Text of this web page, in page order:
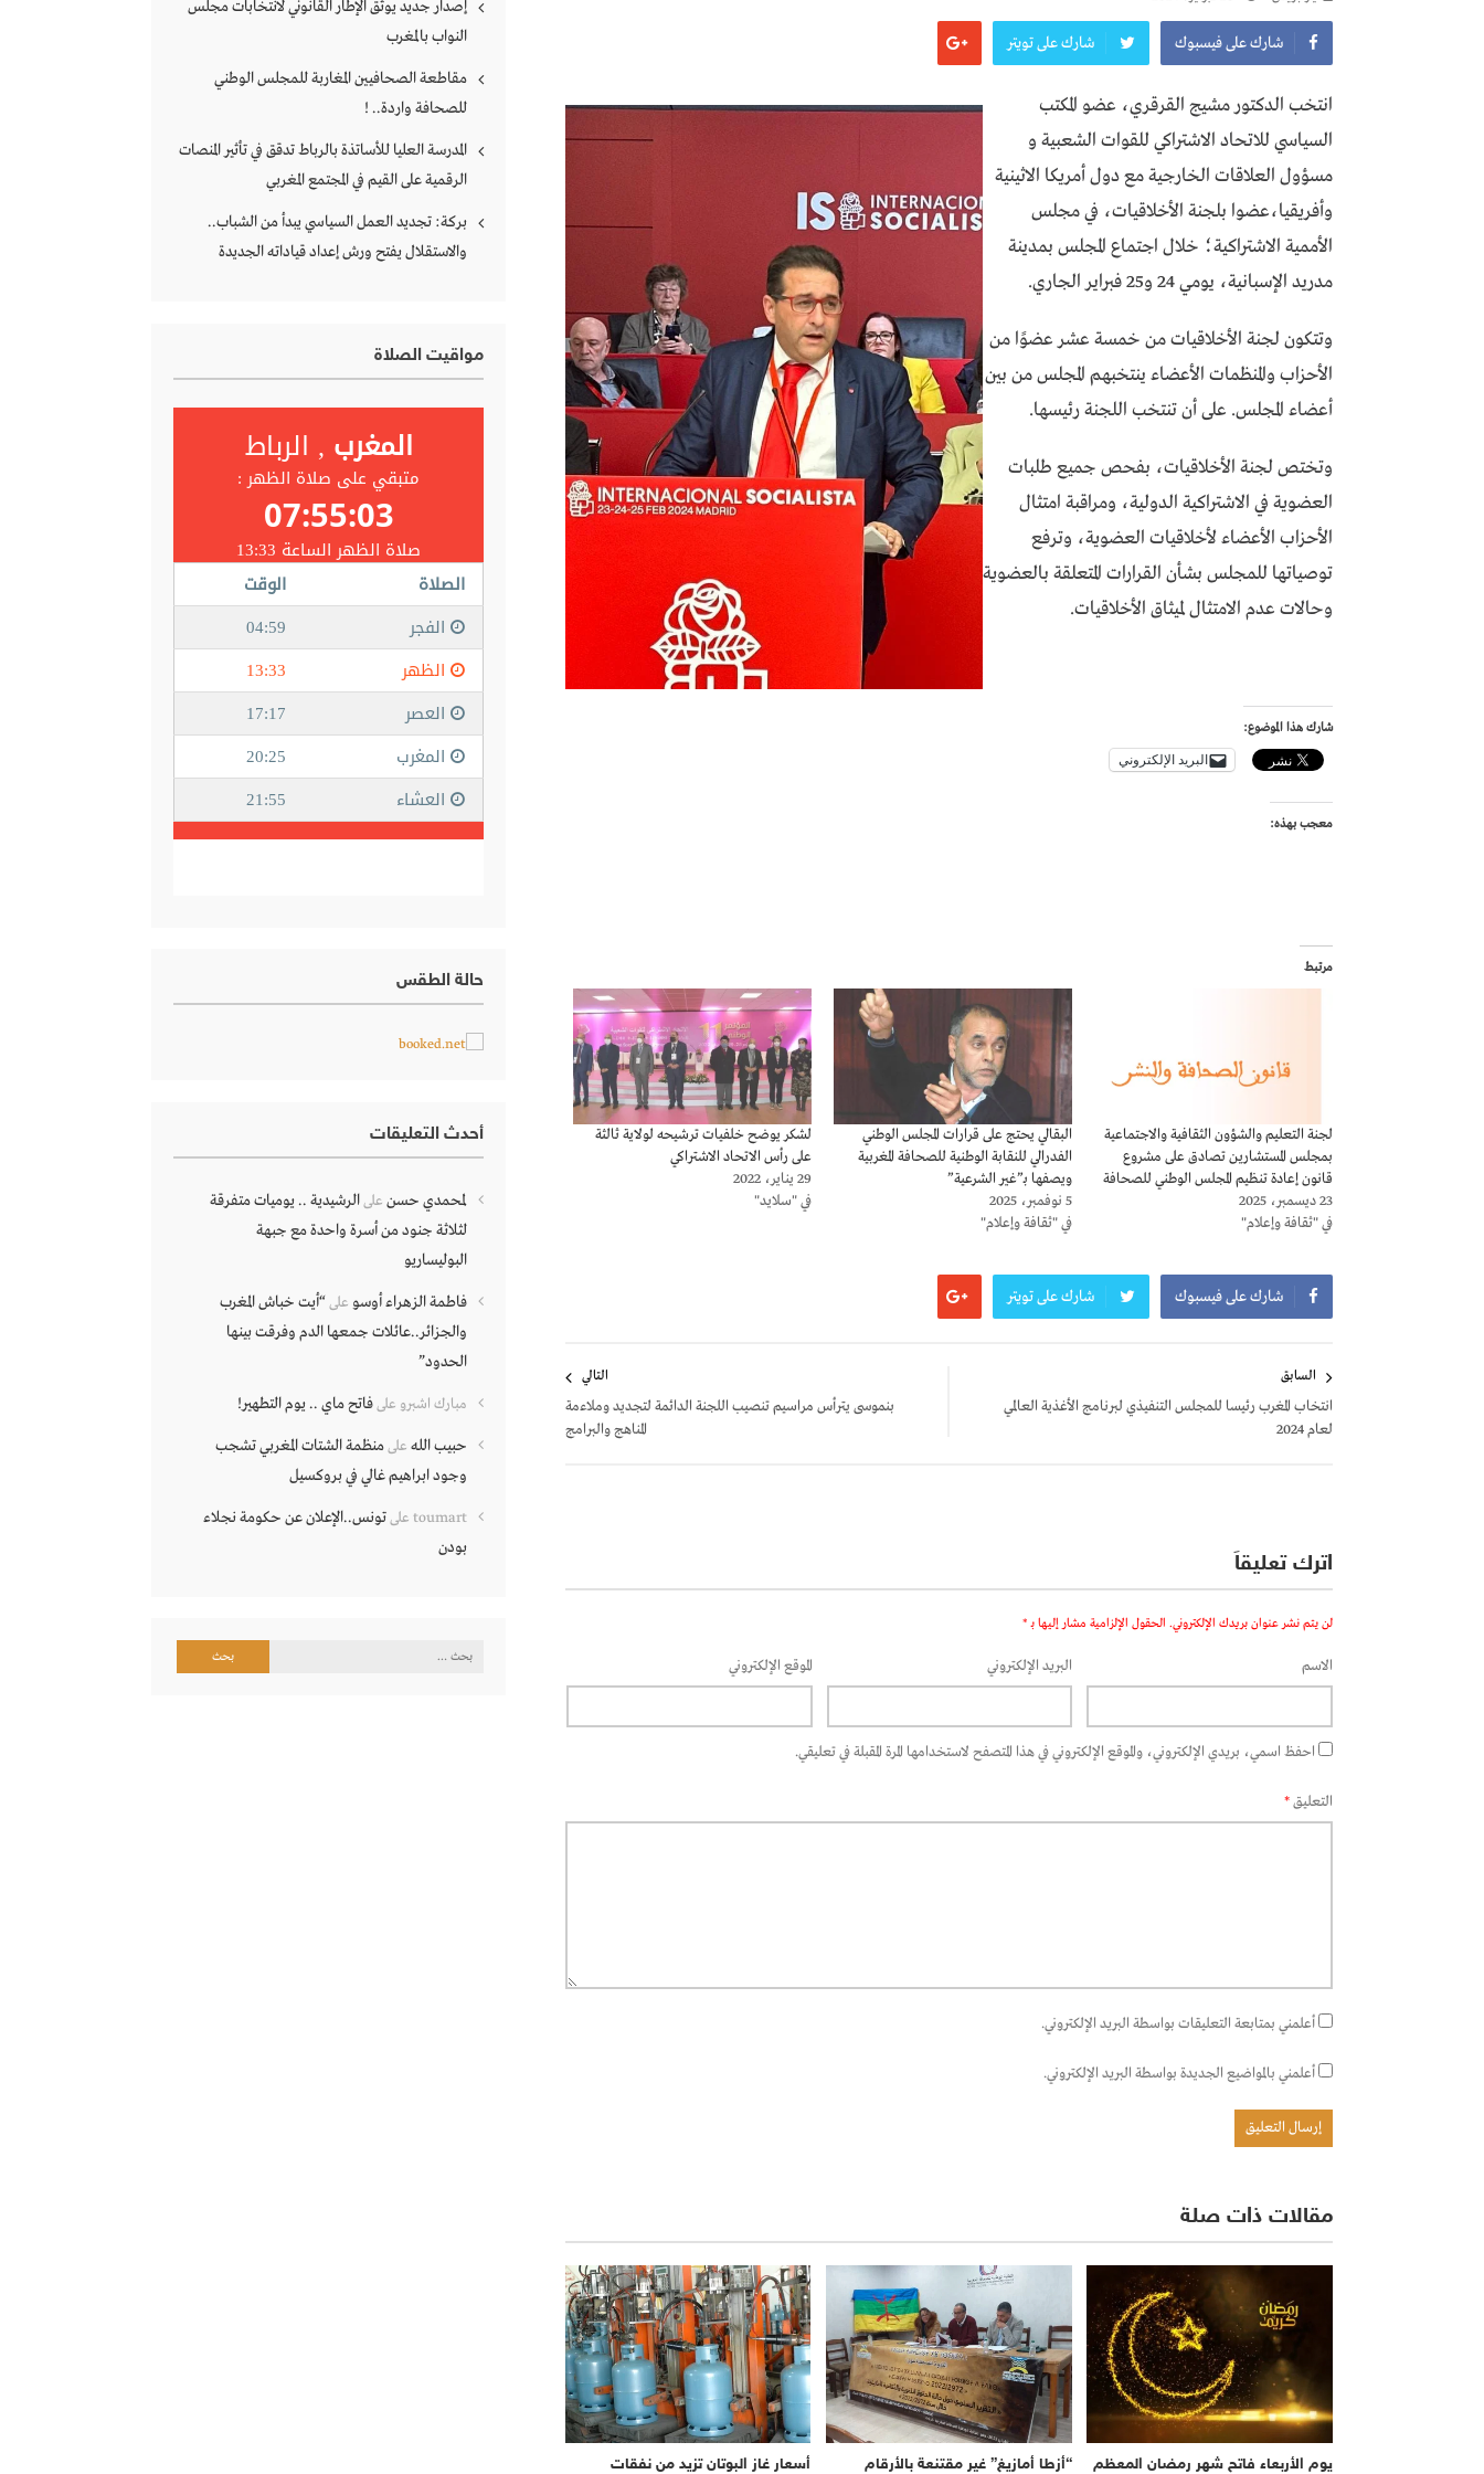
شارك على فيسبوك شارك على تويتر
انتخب الدكتور مشيج القرقري، عضو المكتب
السياسي للاتحاد الاشتراكي للقوات الشعبية و
مسؤول العلاقات الخارجية مع دول أمريكا الاثينية
وأفريقيا،عضوا بلجنة الأخلاقيات، في مجلس
الأممية الاشتراكية؛ خلال اجتماع المجلس بمدينة
مدريد الإسبانية، يومي 24 و25 فبراير الجاري.
وتتكون لجنة الأخلاقيات من خمسة عشر عضوًا من
الأحزاب والمنظمات الأعضاء ينتخبهم المجلس من بين
أعضاء المجلس. على أن تنتخب اللجنة رئيسها.
وتختص لجنة الأخلاقيات، بفحص جميع طلبات
العضوية في الاشتراكية الدولية، ومراقبة امتثال
الأحزاب الأعضاء لأخلاقيات العضوية، وترفع
توصياتها للمجلس بشأن القرارات المتعلقة بالعضوية
وحالات عدم الامتثال لميثاق الأخلاقيات.
شارك هذا الموضوع:
البريد الإلكتروني
معجب بهذه:
مرتبط
لجنة التعليم والشؤون الثقافية والاجتماعية
بمجلس المستشارين تصادق على مشروع
قانون إعادة تنظيم المجلس الوطني للصحافة
23 ديسمبر، 2025
في "ثقافة وإعلام"
البقالي يحتج على قرارات المجلس الوطني
الفدرالي للنقابة الوطنية للصحافة المغربية
ويصفها بـ”غير الشرعية”
5 نوفمبر، 2025
في "ثقافة وإعلام"
لشكر يوضح خلفيات ترشيحه لولاية ثالثة
على رأس الاتحاد الاشتراكي
29 يناير، 2022
في "سلايد"
شارك على فيسبوك شارك على تويتر
المقالات
السابق
انتخاب المغرب رئيسا للمجلس التنفيذي لبرنامج الأغذية العالمي
لعام 2024
التالي
بنموسى يترأس مراسيم تنصيب اللجنة الدائمة لتجديد وملاءمة
المناهج والبرامج
اترك تعليقاً
لن يتم نشر عنوان بريدك الإلكتروني. الحقول الإلزامية مشار إليها بـ *
الاسم البريد الإلكتروني الموقع الإلكتروني
احفظ اسمي، بريدي الإلكتروني، والموقع الإلكتروني في هذا المتصفح لاستخدامها المرة المقبلة في تعليقي.
التعليق*
أعلمني بمتابعة التعليقات بواسطة البريد الإلكتروني.
أعلمني بالمواضيع الجديدة بواسطة البريد الإلكتروني.
مقالات ذات صلة
يوم الأربعاء فاتح شهر رمضان المعظم “أزطا أمازيغ” غير مقتنعة بالأرقام أسعار غاز البوتان تزيد من نفقات
إصدار جديد يوثق الإطار القانوني لانتخابات مجلس
النواب بالمغرب
مقاطعة الصحافيين المغاربة للمجلس الوطني
للصحافة واردة.. !
المدرسة العليا للأساتذة بالرباط تدقق في تأثير المنصات
الرقمية على القيم في المجتمع المغربي
بركة: تجديد العمل السياسي يبدأ من الشباب..
والاستقلال يفتح ورش إعداد قياداته الجديدة
مواقيت الصلاة
حالة الطقس
أحدث التعليقات
لمحمدي حسن علىالرشيدية .. يوميات متفرقة
لثلاثة جنود من أسرة واحدة مع جبهة
البوليساريو
فاطمة الزهراء أوسو على“أيت خباش المغرب
والجزائر..عائلات جمعها الدم وفرقت بينها
الحدود”
مبارك اشبرو علىفاتح ماي .. يوم التطهير!
حبيب الله علىمنظمة الشتات المغربي تشجب
وجود ابراهيم غالي في بروكسيل
toumart علىتونس..الإعلان عن حكومة نجلاء
بودن
البحث